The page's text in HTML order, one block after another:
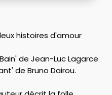
histoires d'amour
de Jean-Luc Lagarce
de Bruno Dairou.